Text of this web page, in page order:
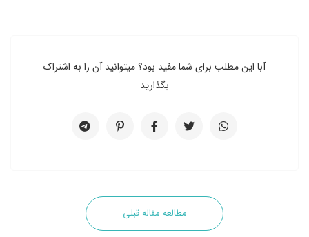
آبا این مطلب برای شما مفید بود؟ میتوانید آن را به اشتراک
بگذارید
مطالعه مقاله قبلی